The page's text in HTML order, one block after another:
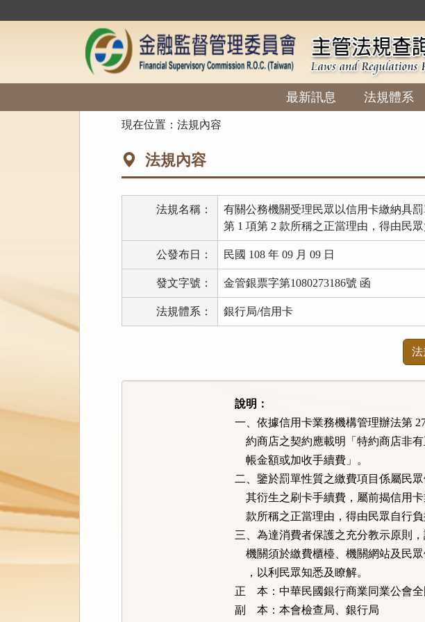
到
最新訊息 法規體系
現在位置：法規內容
法規內容
法規名稱：
有關公務機關受理民眾以信用卡繳納具
第 1 項第 2 款所稱之正當理由，得由民
公發布日： 民國 108 年 09 月 09 日
發文字號： 金管銀票字第1080273186號 函
法規體系： 銀行局/信用卡
功
法
說明：
一、依據信用卡業務機構管理辦法第
約商店之契約應載明「特約商店非
帳金額或加收手續費」。
二、鑒於罰單性質之繳費項目係屬民
其衍生之刷卡手續費，屬前揭信用卡
款所稱之正當理由，得由民眾自行負
三、為達消費者保護之充分教示原則
機關須於繳費櫃檯、機關網站及民
，以利民眾知悉及瞭解。
正    本：中華民國銀行商業同業公會
副    本：本會檢查局、銀行局